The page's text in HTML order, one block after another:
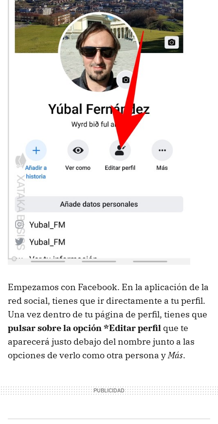
Empezamos con Facebook. En la aplicación de la
red social, tienes que ir directamente a tu perfil.
Una vez dentro de tu página de perfil, tienes que
pulsar sobre la opción *Editar perfil que te
aparecerá justo debajo del nombre junto a las
opciones de verlo como otra persona yMás.